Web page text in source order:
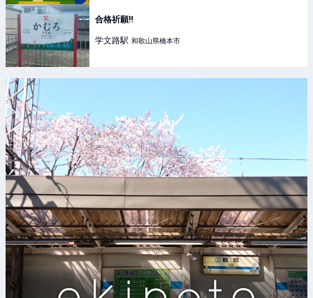
合格祈願‼️
学文路駅 和歌山県橋本市